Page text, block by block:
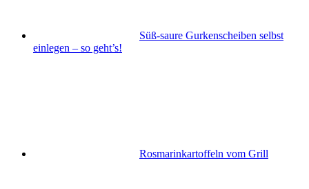
Süß-saure Gurkenscheiben selbst
einlegen – so geht’s!
Rosmarinkartoffeln vom Grill